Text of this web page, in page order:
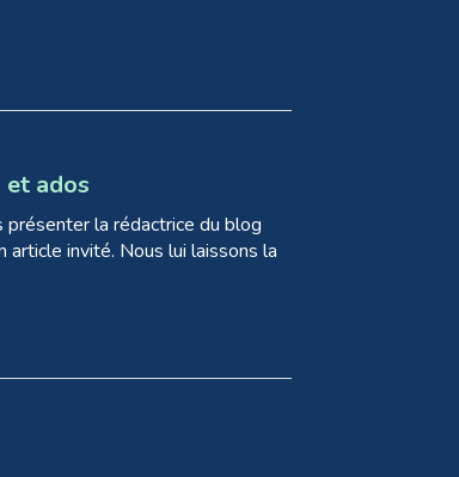
et ados
présenter la rédactrice du blog
invité. Nous lui laissons la